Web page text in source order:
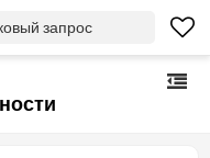
запрос